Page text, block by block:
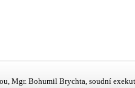
Mgr. Bohumil Brychta, soudní